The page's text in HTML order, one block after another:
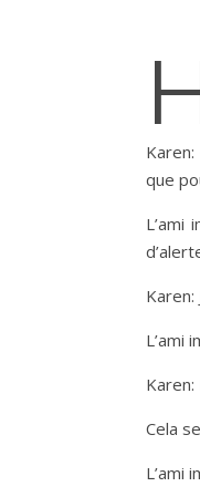
que
L’ami
L’ami
Cela
L’ami